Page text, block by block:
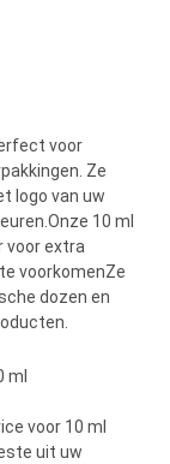
voor
Ze
logo van uw
10 ml
voor extra
voorkomenZe
dozen en
ml
voor 10 ml
uit uw